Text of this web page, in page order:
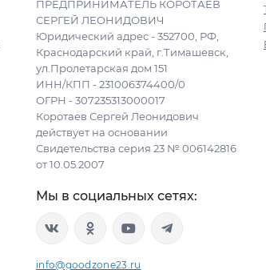
ПРЕДПРИНИМАТЕЛЬ КОРОТАЕВ
СЕРГЕЙ ЛЕОНИДОВИЧ
Юридический адрес - 352700, РФ,
Краснодарский край, г.Тимашевск,
ул.Пролетарская дом 151
ИНН/КПП - 231006374400/0
ОГРН - 307235313000017
Коротаев Сергей Леонидович
действует на основании
Свидетельства серия 23 № 006142816
от 10.05.2007
Мы в социальных сетях:
info@goodzone23.ru